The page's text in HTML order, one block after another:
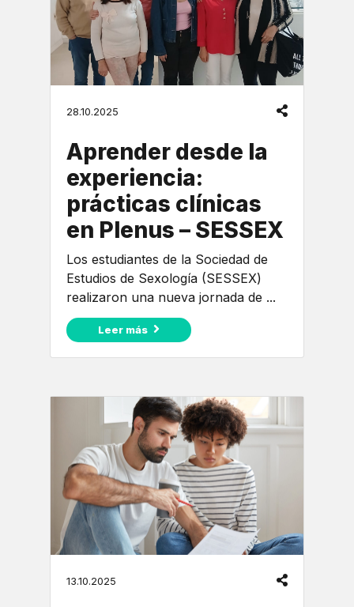
28.10.2025
Aprender desde la
experiencia:
prácticas clínicas
en Plenus – SESSEX
Los estudiantes de la Sociedad de
Estudios de Sexología (SESSEX)
realizaron una nueva jornada de ...
Leer más
13.10.2025